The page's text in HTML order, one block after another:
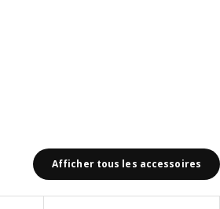
Afficher tous les accessoires